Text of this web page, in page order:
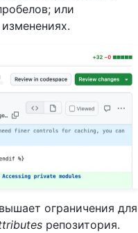
или
ограничения для
репозитория.